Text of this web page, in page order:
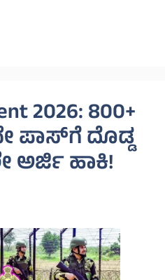
2026: 800+
ಪಾಸ್‌ಗೆ ದೊಡ್ಡ
ಅರ್ಜಿ ಹಾಕಿ!